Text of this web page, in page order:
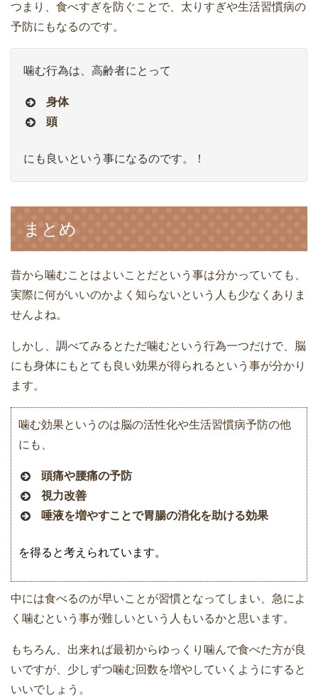
つまり、食べすぎを防ぐことで、太りすぎや生活習慣病の
予防にもなるのです。
噛む行為は、高齢者にとって
身体
頭
にも良いという事になるのです。！
まとめ
昔から噛むことはよいことだという事は分かっていても、
実際に何がいいのかよく知らないという人も少なくありま
せんよね。
しかし、調べてみるとただ噛むという行為一つだけで、脳
にも身体にもとても良い効果が得られるという事が分かり
ます。
噛む効果というのは脳の活性化や生活習慣病予防の他
にも、
頭痛や腰痛の予防
視力改善
唾液を増やすことで胃腸の消化を助ける効果
を得ると考えられています。
中には食べるのが早いことが習慣となってしまい、急によ
く噛むという事が難しいという人もいるかと思います。
もちろん、出来れば最初からゆっくり噛んで食べた方が良
いですが、少しずつ噛む回数を増やしていくようにすると
いいでしょう。